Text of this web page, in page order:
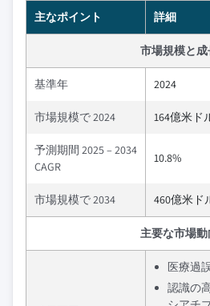
主なポイント 詳細
市場規模と成
基準年 2024
市場規模で 2024 164億米ド
予測期間 2025 – 2034
CAGR
10.8%
市場規模で 2034 460億米ド
主要な市場動
医療過
認識の